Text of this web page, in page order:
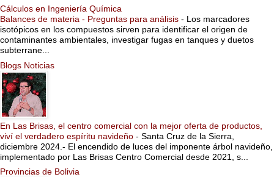
Cálculos en Ingeniería Química
Balances de materia - Preguntas para análisis - Los marcadores
isotópicos en los compuestos sirven para identificar el origen de
contaminantes ambientales, investigar fugas en tanques y duetos
subterrane...
Blogs Noticias
En Las Brisas, el centro comercial con la mejor oferta de productos,
viví el verdadero espíritu navideño - Santa Cruz de la Sierra,
diciembre 2024.- El encendido de luces del imponente árbol navideño,
implementado por Las Brisas Centro Comercial desde 2021, s...
Provincias de Bolivia